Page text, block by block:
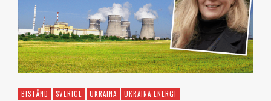
BISTÅND SVERIGE UKRAINA UKRAINA ENERGI